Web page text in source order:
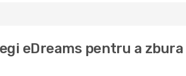
eDreams pentru a